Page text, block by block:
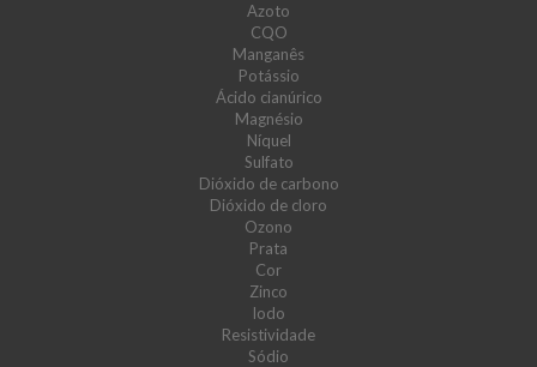
Azoto
CQO
Manganês
Potássio
Ácido cianúrico
Magnésio
Níquel
Sulfato
Dióxido de carbono
Dióxido de cloro
Ozono
Prata
Cor
Zinco
Iodo
Resistividade
Sódio